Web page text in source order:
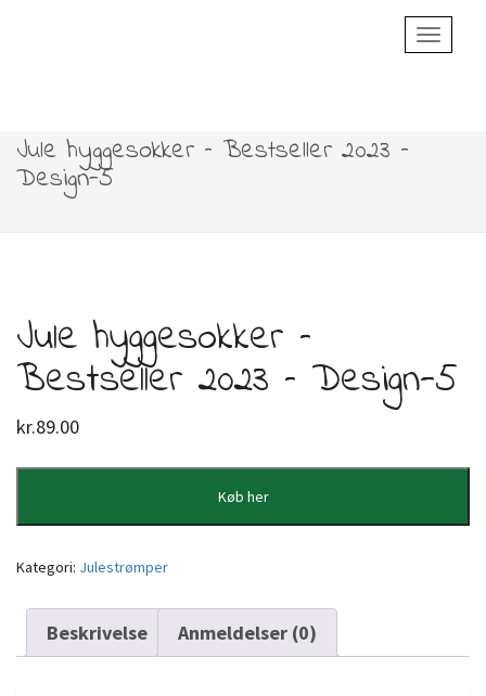
Toggle
Jule hyggesokker – Bestseller 2023 –
Design-5
Jule hyggesokker –
Bestseller 2023 – Design-5
kr.89.00
Køb her
Kategori: Julestrømper
Beskrivelse Anmeldelser (0)